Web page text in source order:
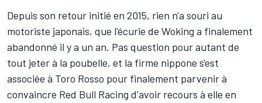
Depuis son retour initié en 2015, rien n'a souri au
motoriste japonais, que l'écurie de Woking a finalement
abandonné il y a un an. Pas question pour autant de
tout jeter à la poubelle, et la firme nippone s'est
associée à Toro Rosso pour finalement parvenir à
convaincre Red Bull Racing d'avoir recours à elle en